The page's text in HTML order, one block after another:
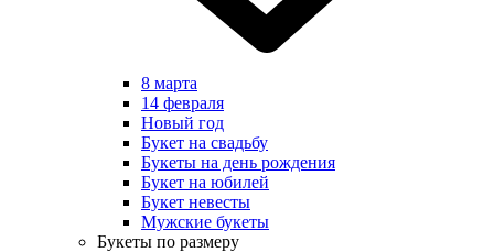
8 марта
14 февраля
Новый год
Букет на свадьбу
Букеты на день рождения
Букет на юбилей
Букет невесты
Мужские букеты
Букеты по размеру